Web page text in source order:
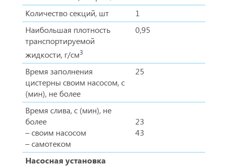
Количество секций, шт
1
Наибольшая плотность
транспортируемой
жидкости, г/см3
0,95
Время заполнения
цистерны своим насосом, с
(мин), не более
25
Время слива, с (мин), не
более
– своим насосом
– самотеком
23
43
Насосная установка